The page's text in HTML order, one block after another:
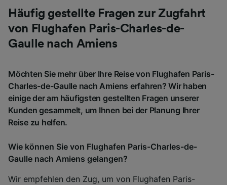
Häufig gestellte Fragen zur Zugfahrt
von Flughafen Paris-Charles-de-
Gaulle nach Amiens
Möchten Sie mehr über Ihre Reise von Flughafen Paris-
Charles-de-Gaulle nach Amiens erfahren? Wir haben
einige der am häufigsten gestellten Fragen unserer
Kunden gesammelt, um Ihnen bei der Planung Ihrer
Reise zu helfen.
Wie können Sie von Flughafen Paris-Charles-de-
Gaulle nach Amiens gelangen?
Wir empfehlen den Zug, um von Flughafen Paris-